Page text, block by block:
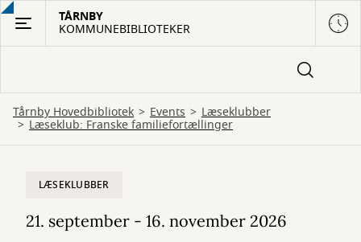
Gå
hovedindhold
TÅRNBY
KOMMUNEBIBLIOTEKER
Tårnby Hovedbibliotek Events Læseklubber
Læseklub: Franske familiefortællinger
LÆSEKLUBBER
21. september - 16. november 2026